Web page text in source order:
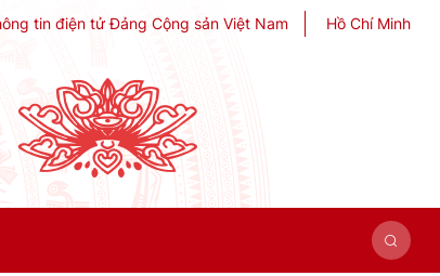
tin điện tử Đảng Cộng sản Việt Nam Hồ Chí Minh